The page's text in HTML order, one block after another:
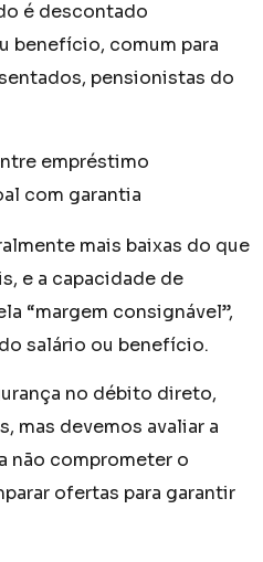
é descontado
benefício, comum para
pensionistas do
mais baixas do que
e a capacidade de
“margem consignável”,
salário ou benefício.
no débito direto,
mas devemos avaliar a
não comprometer o
ofertas para garantir